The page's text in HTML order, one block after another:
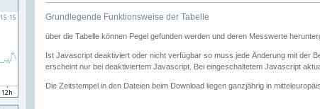
Grundlegende Funktionsweise der Tabelle
über die Tabelle können Pegel gefunden werden und deren Messwerte
Ist Javascript deaktiviert oder nicht verfügbar so muss jede Änderung mit der
erscheint nur bei deaktiviertem Javascript. Bei eingeschaltetem Javascript
Die Zeitstempel in den Dateien beim Download liegen ganzjährig in